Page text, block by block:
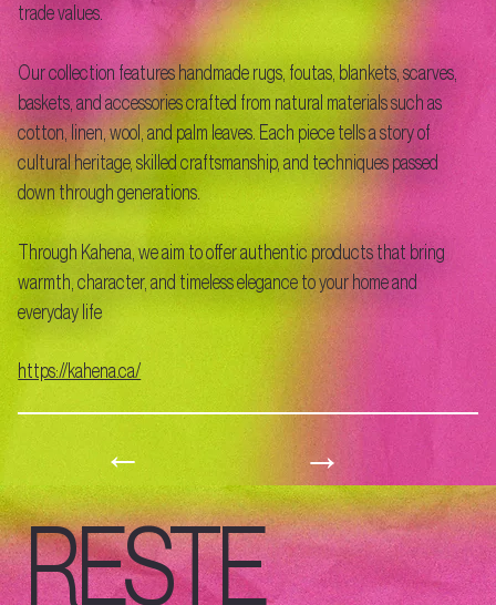
trade values.
Our collection features handmade rugs, foutas, blankets, scarves,
baskets, and accessories crafted from natural materials such as
cotton, linen, wool, and palm leaves. Each piece tells a story of
cultural heritage, skilled craftsmanship, and techniques passed
down through generations.
Through Kahena, we aim to offer authentic products that bring
warmth, character, and timeless elegance to your home and
everyday life
https://kahena.ca/
← →
RESTE